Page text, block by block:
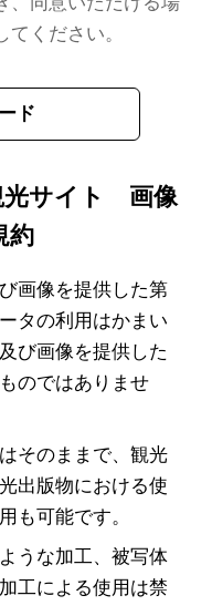
ください。
ド
光サイト 画像
約
画像を提供した第
タの利用はかまい
び画像を提供した
のではありませ
そのままで、観光
出版物における使
も可能です。
うな加工、被写体
工による使用は禁